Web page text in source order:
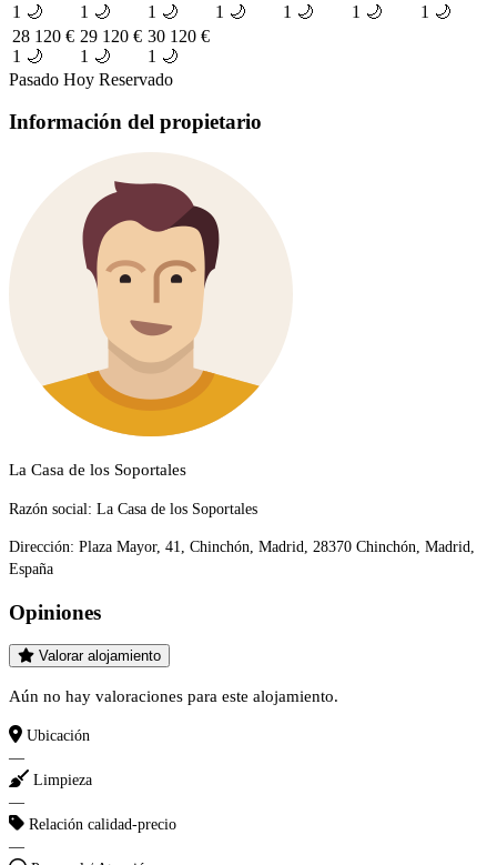
1 🌙
1 🌙
1 🌙
1 🌙
1 🌙
1 🌙
1 🌙
28 120 €
1 🌙
29 120 €
1 🌙
30 120 €
1 🌙
Pasado Hoy Reservado
Información del propietario
La Casa de los Soportales
Razón social: La Casa de los Soportales
Dirección: Plaza Mayor, 41, Chinchón, Madrid, 28370 Chinchón, Madrid,
España
Opiniones
Valorar alojamiento
Aún no hay valoraciones para este alojamiento.
Ubicación
—
Limpieza
—
Relación calidad-precio
—